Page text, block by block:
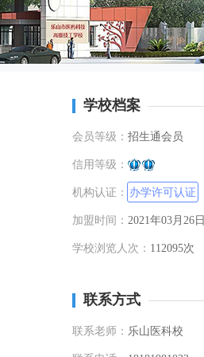
学校档案
会员等级： 招生通会员
信用等级：
机构认证：办学许可认证
加盟时间： 2021年03月26日
学校浏览人次： 112095次
联系方式
联系老师： 乐山医科校